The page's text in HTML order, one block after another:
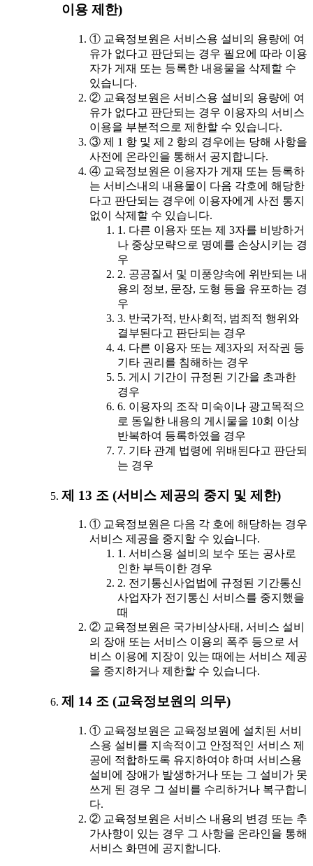
이용 제한)
① 교육정보원은 서비스용 설비의 용량에 여
유가 없다고 판단되는 경우 필요에 따라 이용
자가 게재 또는 등록한 내용물을 삭제할 수
있습니다.
② 교육정보원은 서비스용 설비의 용량에 여
유가 없다고 판단되는 경우 이용자의 서비스
이용을 부분적으로 제한할 수 있습니다.
③ 제 1 항 및 제 2 항의 경우에는 당해 사항을
사전에 온라인을 통해서 공지합니다.
④ 교육정보원은 이용자가 게재 또는 등록하
는 서비스내의 내용물이 다음 각호에 해당한
다고 판단되는 경우에 이용자에게 사전 통지
없이 삭제할 수 있습니다.
1. 다른 이용자 또는 제 3자를 비방하거
나 중상모략으로 명예를 손상시키는 경
우
2. 공공질서 및 미풍양속에 위반되는 내
용의 정보, 문장, 도형 등을 유포하는 경
우
3. 반국가적, 반사회적, 범죄적 행위와
결부된다고 판단되는 경우
4. 다른 이용자 또는 제3자의 저작권 등
기타 권리를 침해하는 경우
5. 게시 기간이 규정된 기간을 초과한
경우
6. 이용자의 조작 미숙이나 광고목적으
로 동일한 내용의 게시물을 10회 이상
반복하여 등록하였을 경우
7. 기타 관계 법령에 위배된다고 판단되
는 경우
제 13 조 (서비스 제공의 중지 및 제한)
① 교육정보원은 다음 각 호에 해당하는 경우
서비스 제공을 중지할 수 있습니다.
1. 서비스용 설비의 보수 또는 공사로
인한 부득이한 경우
2. 전기통신사업법에 규정된 기간통신
사업자가 전기통신 서비스를 중지했을
때
② 교육정보원은 국가비상사태, 서비스 설비
의 장애 또는 서비스 이용의 폭주 등으로 서
비스 이용에 지장이 있는 때에는 서비스 제공
을 중지하거나 제한할 수 있습니다.
제 14 조 (교육정보원의 의무)
① 교육정보원은 교육정보원에 설치된 서비
스용 설비를 지속적이고 안정적인 서비스 제
공에 적합하도록 유지하여야 하며 서비스용
설비에 장애가 발생하거나 또는 그 설비가 못
쓰게 된 경우 그 설비를 수리하거나 복구합니
다.
② 교육정보원은 서비스 내용의 변경 또는 추
가사항이 있는 경우 그 사항을 온라인을 통해
서비스 화면에 공지합니다.